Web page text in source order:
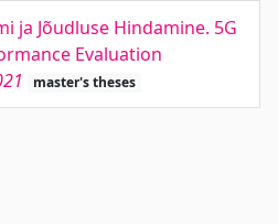
ja Jõudluse Hindamine. 5G
Evaluation
master's theses